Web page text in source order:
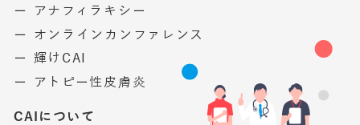
ー アナフィラキシー
ー オンラインカンファレンス
ー 輝けCAI
ー アトピー性皮膚炎
CAIについて